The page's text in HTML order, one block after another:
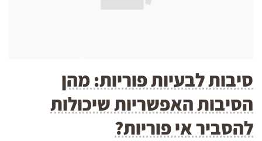
סיבות לבעיות פוריות: מהן
הסיבות האפשריות שיכולות
להסביר אי פוריות?